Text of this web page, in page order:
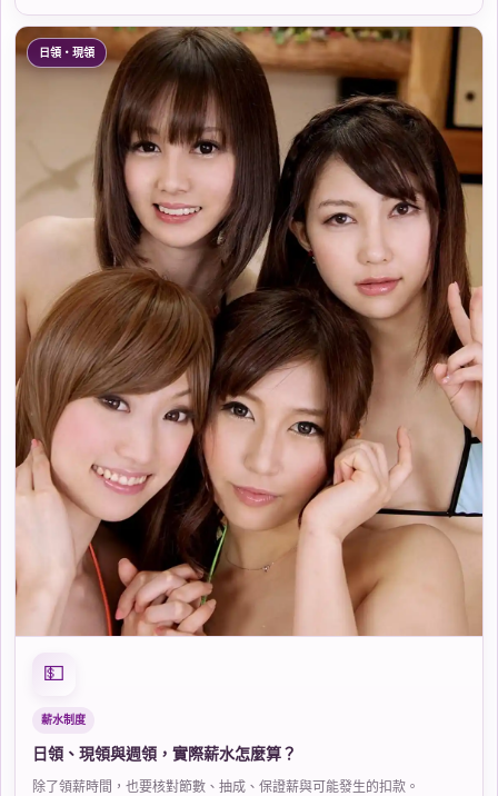
日領・現領
💵
薪水制度
日領、現領與週領，實際薪水怎麼算？
除了領薪時間，也要核對節數、抽成、保證薪與可能發生的扣款。